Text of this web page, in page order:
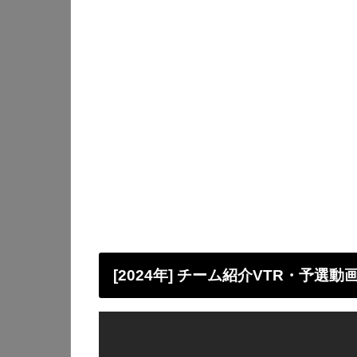
[2024年] チーム紹介VTR・予選動